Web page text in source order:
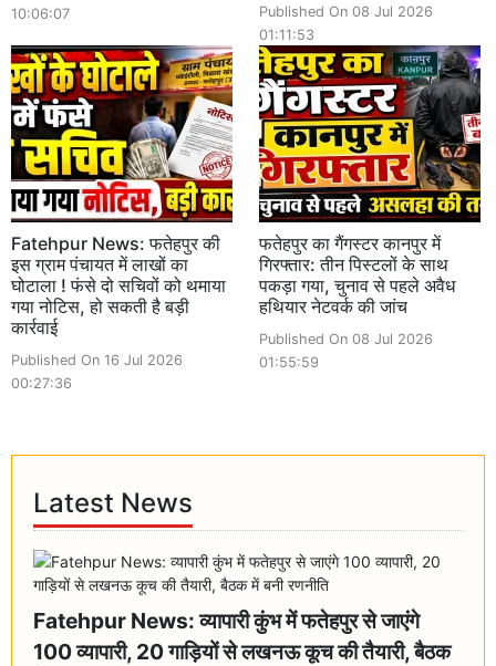
10:06:07
Published On 08 Jul 2026
01:11:53
Fatehpur News: फतेहपुर की
इस ग्राम पंचायत में लाखों का
घोटाला ! फंसे दो सचिवों को थमाया
गया नोटिस, हो सकती है बड़ी
कार्रवाई
Published On 16 Jul 2026
00:27:36
फतेहपुर का गैंगस्टर कानपुर में
गिरफ्तार: तीन पिस्टलों के साथ
पकड़ा गया, चुनाव से पहले अवैध
हथियार नेटवर्क की जांच
Published On 08 Jul 2026
01:55:59
Latest News
Fatehpur News: व्यापारी कुंभ में फतेहपुर से जाएंगे
100 व्यापारी, 20 गाड़ियों से लखनऊ कूच की तैयारी, बैठक